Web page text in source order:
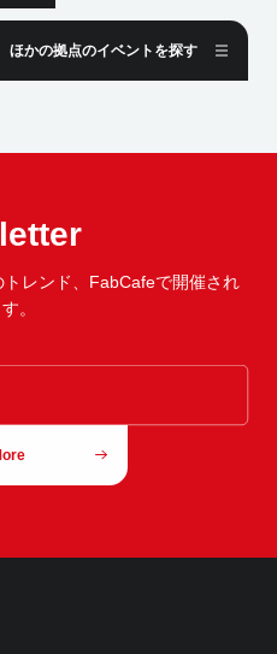
ほかの拠点のイベントを探す
レンド、 FabCafeで開催され
。